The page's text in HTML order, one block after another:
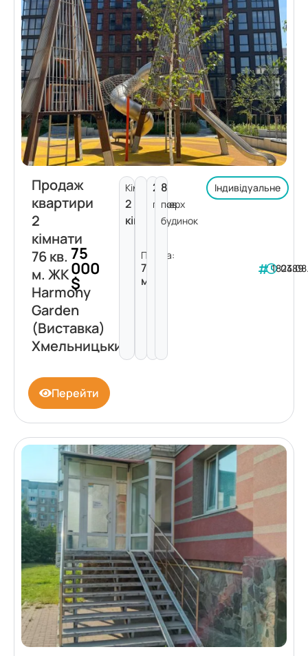
Продаж
квартири
2
кімнати
76 кв.
м. ЖК
Harmony
Garden
(Виставка)
Хмельницький
75
000
$
Кімнат:
2
кімнати
Площа:
76
м²
2
поверх
8
пов.
будинок
Індивідуальне
182389
Перейти